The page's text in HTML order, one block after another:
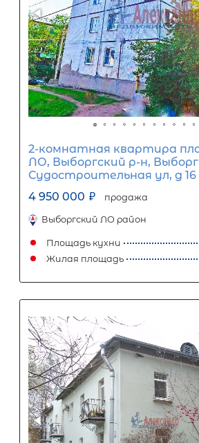
Срок кредита
15 лет
1 5 10 15
Процентная
ставка
1 5 10 15
Ежемесячный платеж
Размер кредита
2 276 000 ₽
Первый взнос
3 414 000 ₽
Задать вопрос